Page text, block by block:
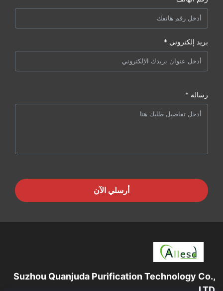
بريد إلكتروني *
رسالة *
أرسلي الآن
Suzhou Quanjuda Purification Technology Co.,